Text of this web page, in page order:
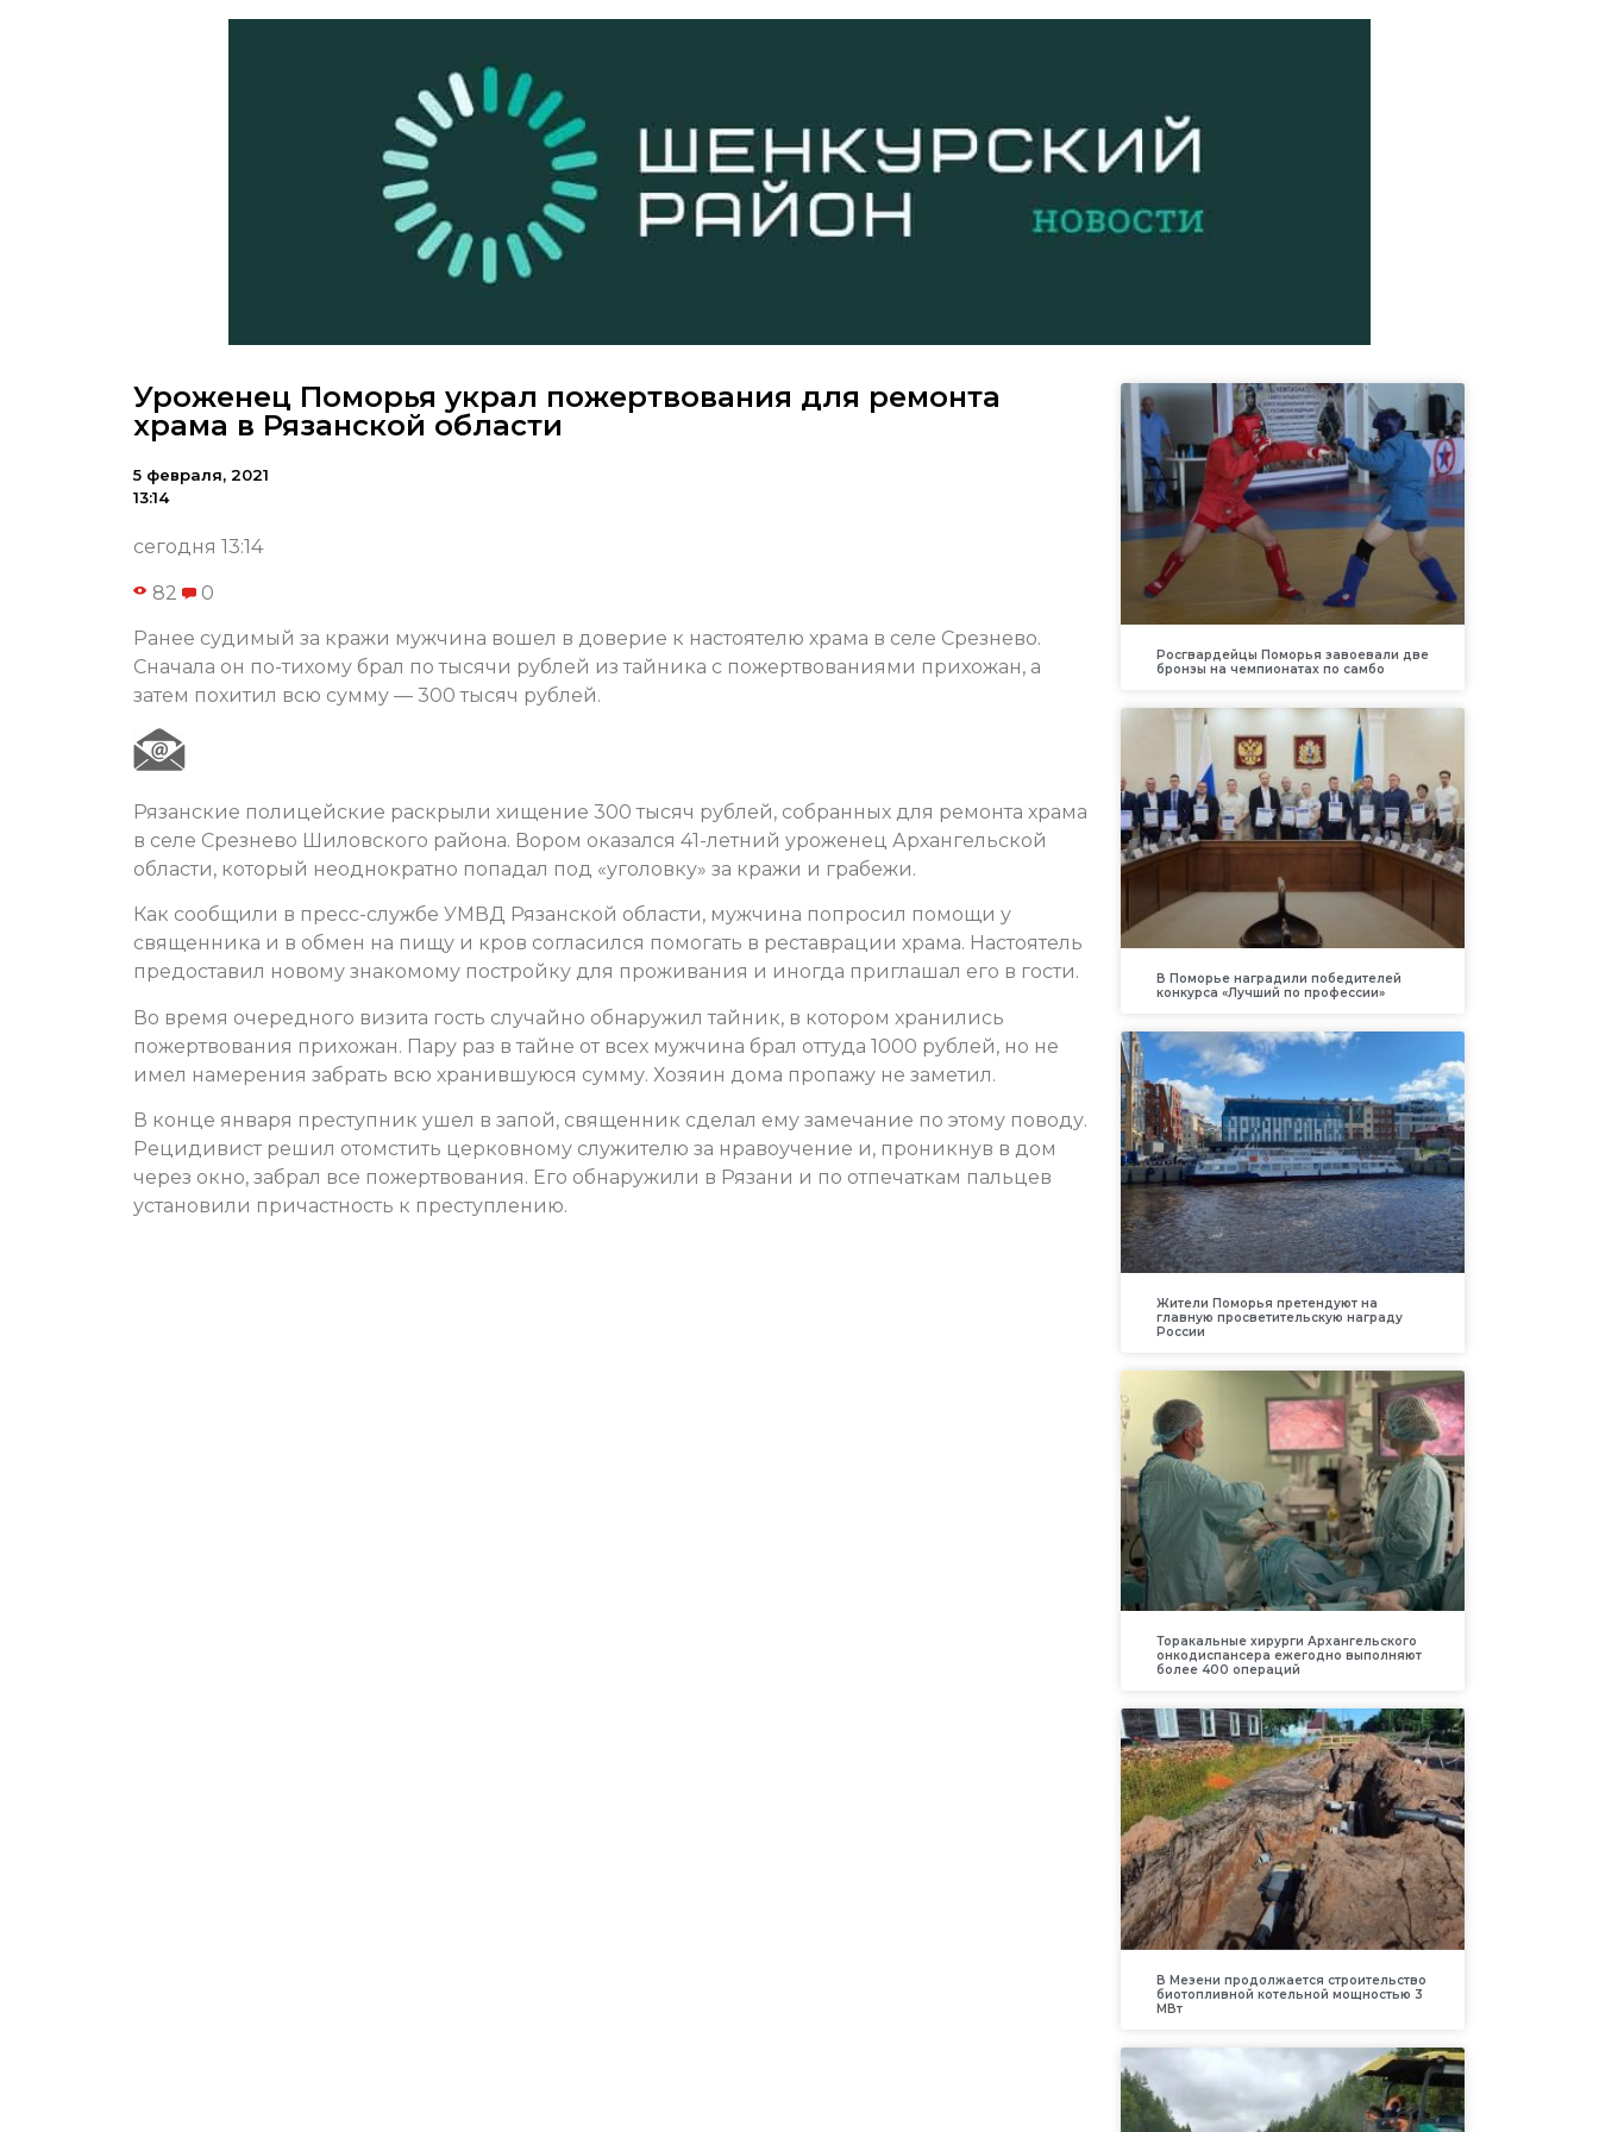
Уроженец Поморья украл пожертвования для ремонта
храма в Рязанской области
5 февраля, 2021
13:14
сегодня 13:14
82 0
Ранее судимый за кражи мужчина вошел в доверие к настоятелю храма в селе Срезнево.
Сначала он по-тихому брал по тысячи рублей из тайника с пожертвованиями прихожан, а
затем похитил всю сумму — 300 тысяч рублей.
Рязанские полицейские раскрыли хищение 300 тысяч рублей, собранных для ремонта храма
в селе Срезнево Шиловского района. Вором оказался 41-летний уроженец Архангельской
области, который неоднократно попадал под «уголовку» за кражи и грабежи.
Как сообщили в пресс-службе УМВД Рязанской области, мужчина попросил помощи у
священника и в обмен на пищу и кров согласился помогать в реставрации храма. Настоятель
предоставил новому знакомому постройку для проживания и иногда приглашал его в гости.
Во время очередного визита гость случайно обнаружил тайник, в котором хранились
пожертвования прихожан. Пару раз в тайне от всех мужчина брал оттуда 1000 рублей, но не
имел намерения забрать всю хранившуюся сумму. Хозяин дома пропажу не заметил.
В конце января преступник ушел в запой, священник сделал ему замечание по этому поводу.
Рецидивист решил отомстить церковному служителю за нравоучение и, проникнув в дом
через окно, забрал все пожертвования. Его обнаружили в Рязани и по отпечаткам пальцев
установили причастность к преступлению.
Росгвардейцы Поморья завоевали две
бронзы на чемпионатах по самбо
В Поморье наградили победителей
конкурса «Лучший по профессии»
Жители Поморья претендуют на
главную просветительскую награду
России
Торакальные хирурги Архангельского
онкодиспансера ежегодно выполняют
более 400 операций
В Мезени продолжается строительство
биотопливной котельной мощностью 3
МВт